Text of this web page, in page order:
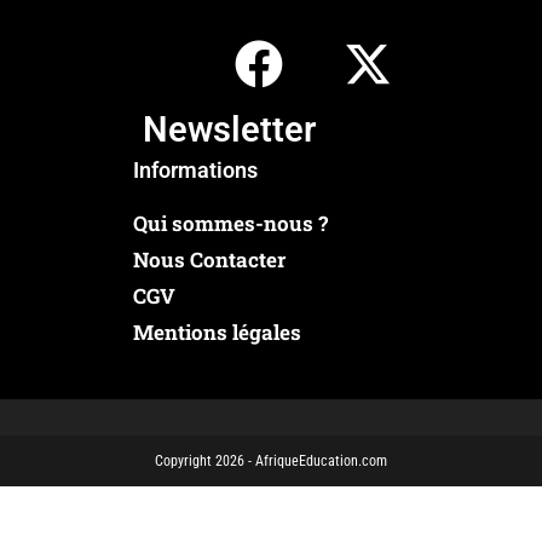
Newsletter
Informations
Qui sommes-nous ?
Nous Contacter
CGV
Mentions légales
Copyright 2026 - AfriqueEducation.com